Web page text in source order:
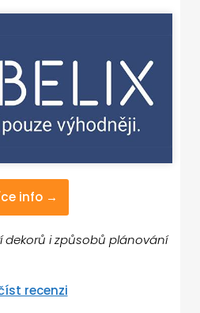
info →
dekorů i způsobů plánování
recenzi